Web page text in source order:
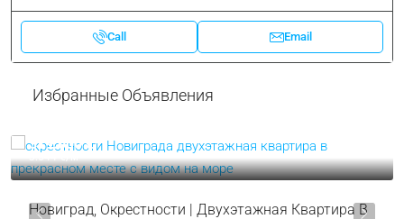
Call Email
Избранные Объявления
319.000 €
3.544 €
Новиград, Окрестности | Двухэтажная Квартира В